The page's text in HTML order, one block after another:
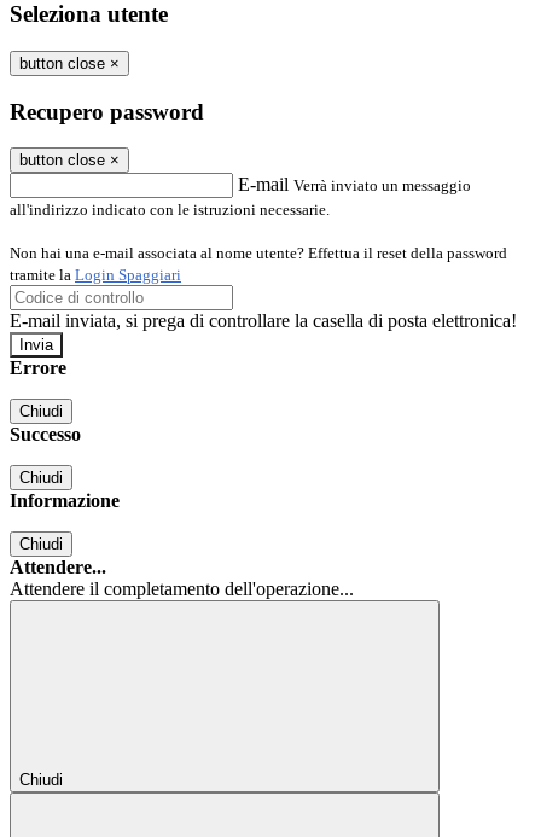
Seleziona utente
button close ×
Recupero password
button close ×
E-mail Verrà inviato un messaggio
all'indirizzo indicato con le istruzioni necessarie.
Non hai una e-mail associata al nome utente? Effettua il reset della password
tramite la Login Spaggiari
E-mail inviata, si prega di controllare la casella di posta elettronica!
Errore
Chiudi
Successo
Chiudi
Informazione
Chiudi
Attendere...
Attendere il completamento dell'operazione...
Chiudi